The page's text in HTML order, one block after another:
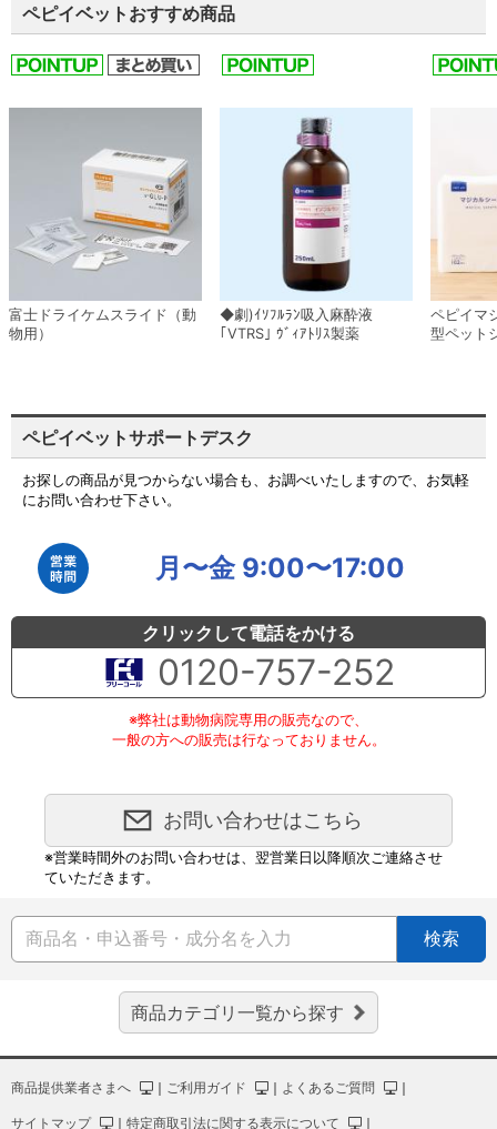
ペピイベットおすすめ商品
富士ドライケムスライド（動
物用）
◆劇)ｲｿﾌﾙﾗﾝ吸入麻酔液
｢VTRS｣ ｳﾞｨｱﾄﾘｽ製薬
ペピイマ
型ペット
ペピイベットサポートデスク
お探しの商品が見つからない場合も、お調べいたしますので、お気軽
にお問い合わせ下さい。
月〜金 9:00〜17:00
クリックして電話をかける
0120-757-252
※弊社は動物病院専用の販売なので、
一般の方への販売は行なっておりません。
お問い合わせはこちら
※営業時間外のお問い合わせは、翌営業日以降順次ご連絡させ
ていただきます。
検索
商品カテゴリ一覧から探す
商品提供業者さまへ ｜ ご利用ガイド ｜ よくあるご質問 ｜
サイトマップ ｜ 特定商取引法に関する表示について ｜